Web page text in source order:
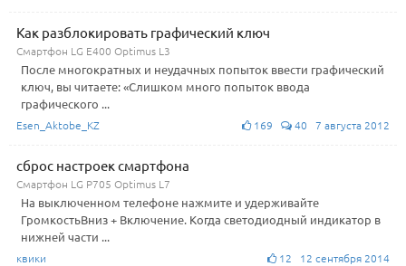
Как разблокировать графический ключ
Смартфон LG E400 Optimus L3
После многократных и неудачных попыток ввести графический
ключ, вы читаете: «Слишком много попыток ввода
графического ...
Esen_Aktobe_KZ 169 40 7 августа 2012
сброс настроек смартфона
Смартфон LG P705 Optimus L7
На выключенном телефоне нажмите и удерживайте
ГромкостьВниз + Включение. Когда светодиодный индикатор в
нижней части ...
квики 12 12 сентября 2014